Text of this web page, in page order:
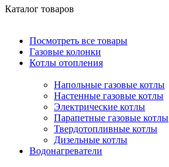
Каталог товаров
Посмотреть все товары
Газовые колонки
Котлы отопления
Напольные газовые котлы
Настенные газовые котлы
Электрические котлы
Парапетные газовые котлы
Твердотопливные котлы
Дизельные котлы
Водонагреватели